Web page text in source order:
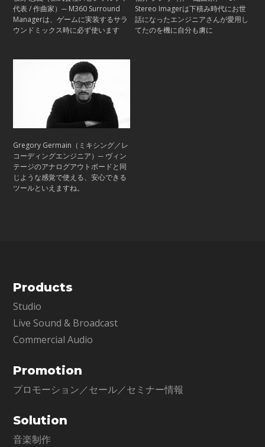
代表 / 作曲家）─ M360 Surround
Managerは、ゲームに実装するサラ
ウンドミックス時に必ず使います
Stereo Imagerは下積み時代にお世
話になったエンジニアさんが愛用し
てたのを機に自分も虜に
Gregory Germain（ミキシング／レ
コーディングエンジニア）─ ヴィン
テージのアナログアウトボードと同
じような感覚で使える、安心できる
ツールといえますね。
Products
Studio
Live Sound & Broadcast
Commercial Audio
Promotion
プロモーション／セール／セミナー情報
Solution
音楽制作